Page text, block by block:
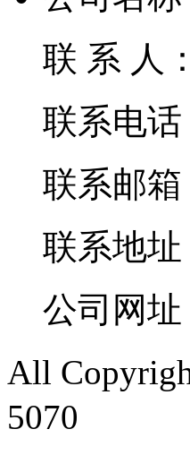
联 系 人：
联系电话
联系邮箱
联系地址
公司网址
All
5070